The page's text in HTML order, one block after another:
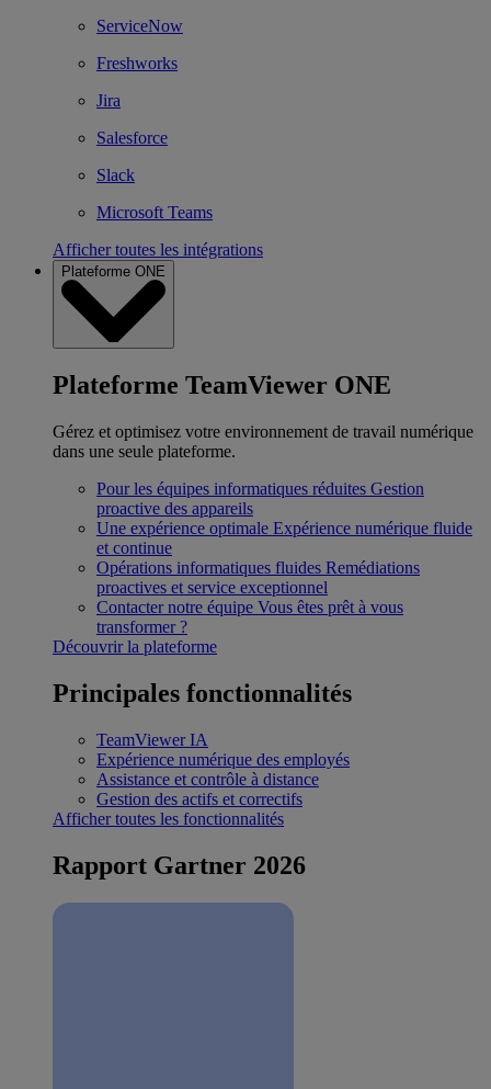
ServiceNow
Freshworks
Jira
Salesforce
Slack
Microsoft Teams
Afficher toutes les intégrations
Plateforme ONE
Plateforme TeamViewer ONE
Gérez et optimisez votre environnement de travail numérique
dans une seule plateforme.
Pour les équipes informatiques réduites Gestion
proactive des appareils
Une expérience optimale Expérience numérique fluide
et continue
Opérations informatiques fluides Remédiations
proactives et service exceptionnel
Contacter notre équipe Vous êtes prêt à vous
transformer ?
Découvrir la plateforme
Principales fonctionnalités
TeamViewer IA
Expérience numérique des employés
Assistance et contrôle à distance
Gestion des actifs et correctifs
Afficher toutes les fonctionnalités
Rapport Gartner 2026